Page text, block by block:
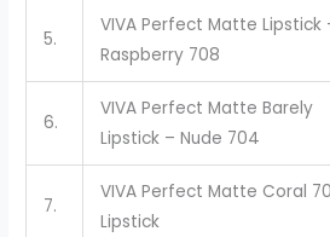
5.
VIVA Perfect Matte Lipstick
Raspberry 708
6.
VIVA Perfect Matte Barely
Lipstick – Nude 704
7.
VIVA Perfect Matte Coral
Lipstick